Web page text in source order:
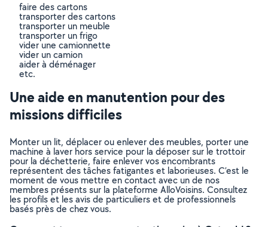
faire des cartons
transporter des cartons
transporter un meuble
transporter un frigo
vider une camionnette
vider un camion
aider à déménager
etc.
Une aide en manutention pour des
missions difficiles
Monter un lit, déplacer ou enlever des meubles, porter une
machine à laver hors service pour la déposer sur le trottoir
pour la déchetterie, faire enlever vos encombrants
représentent des tâches fatigantes et laborieuses. C’est le
moment de vous mettre en contact avec un de nos
membres présents sur la plateforme AlloVoisins. Consultez
les profils et les avis de particuliers et de professionnels
basés près de chez vous.